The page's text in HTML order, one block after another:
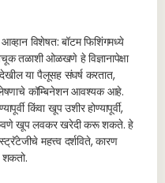
विशेषत: बॉटम फिशिंगमध्ये
तळाशी ओळखणे हे विज्ञानापेक्षा
या पैलूसह संघर्ष करतात,
कॉम्बिनेशन आवश्यक आहे.
किंवा खूप उशीर होण्यापूर्वी,
चुकवणे खूप लवकर खरेदी करू शकते. हे
महत्त्व दर्शविते, कारण
शकतो.